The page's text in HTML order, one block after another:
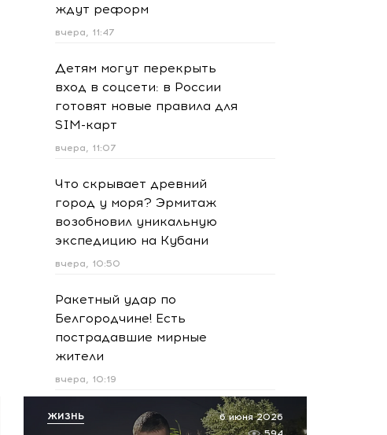
ждут реформ
вчера, 11:47
Детям могут перекрыть
вход в соцсети: в России
готовят новые правила для
SIM-карт
вчера, 11:07
Что скрывает древний
город у моря? Эрмитаж
возобновил уникальную
экспедицию на Кубани
вчера, 10:50
Ракетный удар по
Белгородчине! Есть
пострадавшие мирные
жители
вчера, 10:19
Срочно! В Геленджике и 6 июня 2026
ЖИЗНЬ